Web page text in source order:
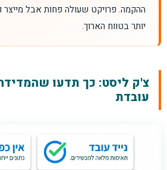
ההקמה. פרויקט שעולה פחות אבל מייצר
יותר בטווח הארוך.
צ'ק ליסט: כך תדעו
עובדת